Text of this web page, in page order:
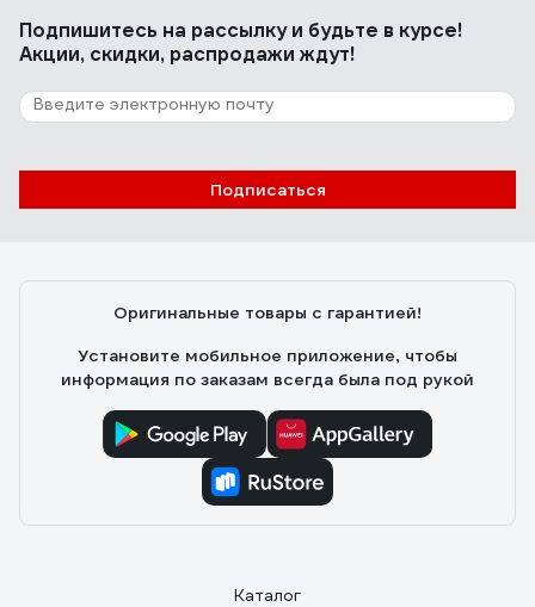
Подпишитесь на рассылкуи будьте в курсе!
Акции, скидки, распродажи ждут!
Подписаться
Оригинальные товары с гарантией!
Установите мобильное приложение, чтобы
информация по заказам всегда была под рукой
Каталог